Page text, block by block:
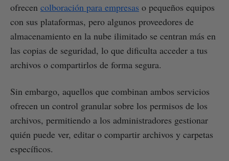
ofrecen colboración para empresas o pequeños equipos
con sus plataformas, pero algunos proveedores de
almacenamiento en la nube ilimitado se centran más en
las copias de seguridad, lo que dificulta acceder a tus
archivos o compartirlos de forma segura.
Sin embargo, aquellos que combinan ambos servicios
ofrecen un control granular sobre los permisos de los
archivos, permitiendo a los administradores gestionar
quién puede ver, editar o compartir archivos y carpetas
específicos.